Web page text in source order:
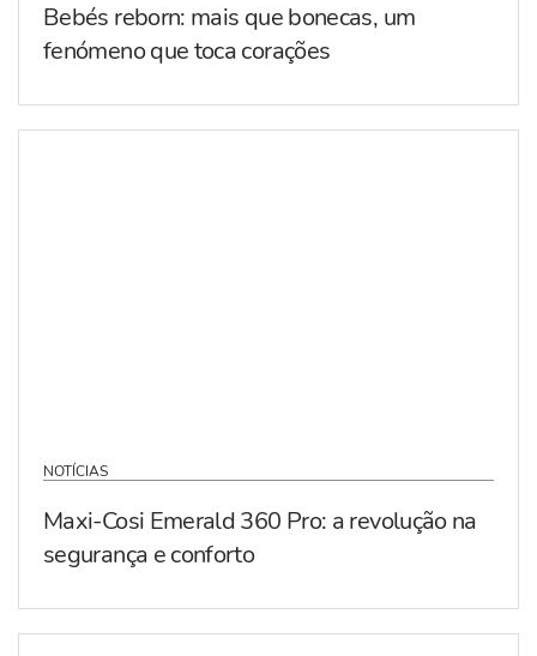
Bebés reborn: mais que bonecas, um
fenómeno que toca corações
NOTÍCIAS
Maxi-Cosi Emerald 360 Pro: a revolução na
segurança e conforto